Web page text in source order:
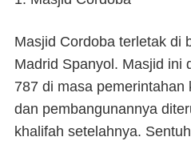
Masjid Cordoba terletak di
Madrid Spanyol. Masjid ini
787 di masa pemerintahan
dan pembangunannya
khalifah setelahnya.